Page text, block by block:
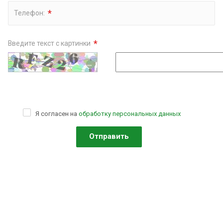
Телефон: *
Введите текст с картинки *
Я согласен на обработку персональных данных